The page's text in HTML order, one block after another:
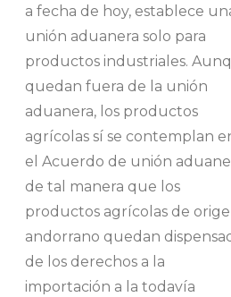
a fecha de hoy, establece
unión aduanera solo para
productos industriales.
quedan fuera de la unión
aduanera, los productos
agrícolas sí se contemplan
el Acuerdo de unión
de tal manera que los
productos agrícolas de
andorrano quedan
de los derechos a la
importación a la todavía